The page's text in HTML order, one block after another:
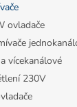
ovladače
vícekanálové
230V